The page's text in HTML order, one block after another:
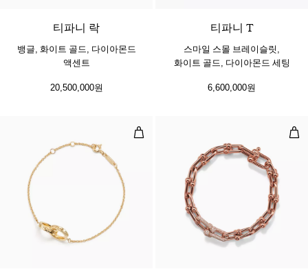
티파니 락
뱅글, 화이트 골드, 다이아몬드
액센트
20,500,000원
티파니 T
스마일 스몰 브레이슬릿,
화이트 골드, 다이아몬드 세팅
6,600,000원
인터라킹 서클 체인 브레이슬릿, 옐
미